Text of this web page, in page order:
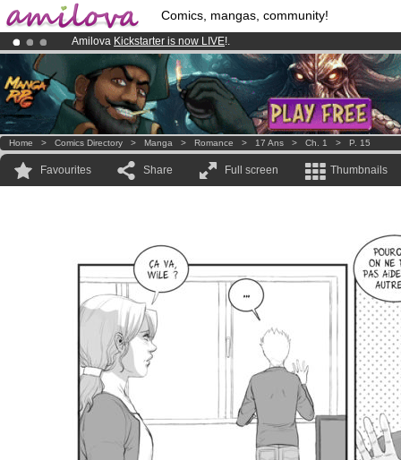
Comics, mangas, community!
Amilova Kickstarter is now LIVE!.
Already 100000membersand 1000comics & mangas!.
Premium membership from3.95 euros per month !Get membership
Home > Comics Directory > Manga > Romance > 17 Ans > Ch. 1 > P. 15
Favourites Share Full screen Thumbnails